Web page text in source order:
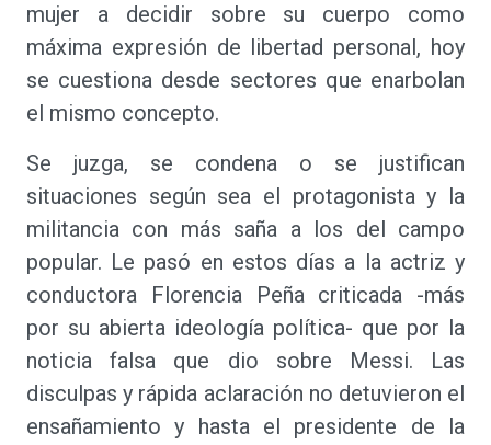
mujer a decidir sobre su cuerpo como
máxima expresión de libertad personal, hoy
se cuestiona desde sectores que enarbolan
el mismo concepto.
Se juzga, se condena o se justifican
situaciones según sea el protagonista y la
militancia con más saña a los del campo
popular. Le pasó en estos días a la actriz y
conductora Florencia Peña criticada -más
por su abierta ideología política- que por la
noticia falsa que dio sobre Messi. Las
disculpas y rápida aclaración no detuvieron el
ensañamiento y hasta el presidente de la